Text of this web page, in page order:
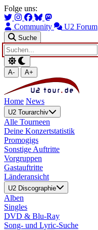
Zum Hauptinhalt springen
Zur Navigation springen
Folge uns:
Community U2 Forum
Suche
A- A+
Home News
U2 Tourarchiv
Alle Tourneen
Deine Konzertstatistik
Promogigs
Sonstige Auftritte
Vorgruppen
Gastauftritte
Länderansicht
U2 Discographie
Alben
Singles
DVD & Blu-Ray
Song- und Lyric-Suche